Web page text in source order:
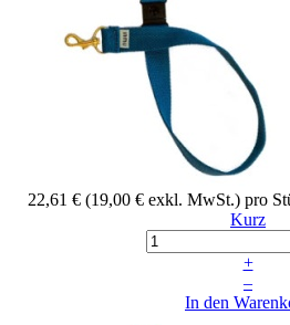
22,61 € (19,00 € exkl. MwSt.) pro
Kurz
+
–
In den